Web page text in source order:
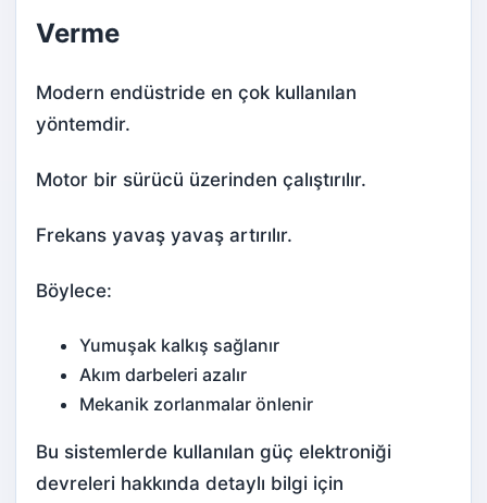
Verme
Modern endüstride en çok kullanılan
yöntemdir.
Motor bir sürücü üzerinden çalıştırılır.
Frekans yavaş yavaş artırılır.
Böylece:
Yumuşak kalkış sağlanır
Akım darbeleri azalır
Mekanik zorlanmalar önlenir
Bu sistemlerde kullanılan güç elektroniği
devreleri hakkında detaylı bilgi için